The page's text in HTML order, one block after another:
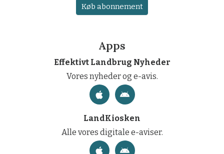
Køb abonnement
Apps
Effektivt Landbrug Nyheder
Vores nyheder og e-avis.
LandKiosken
Alle vores digitale e-aviser.